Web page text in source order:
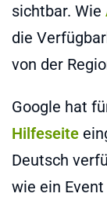
sichtbar. Wie
die
von der
Google hat
Hilfeseite
Deutsch
wie ein